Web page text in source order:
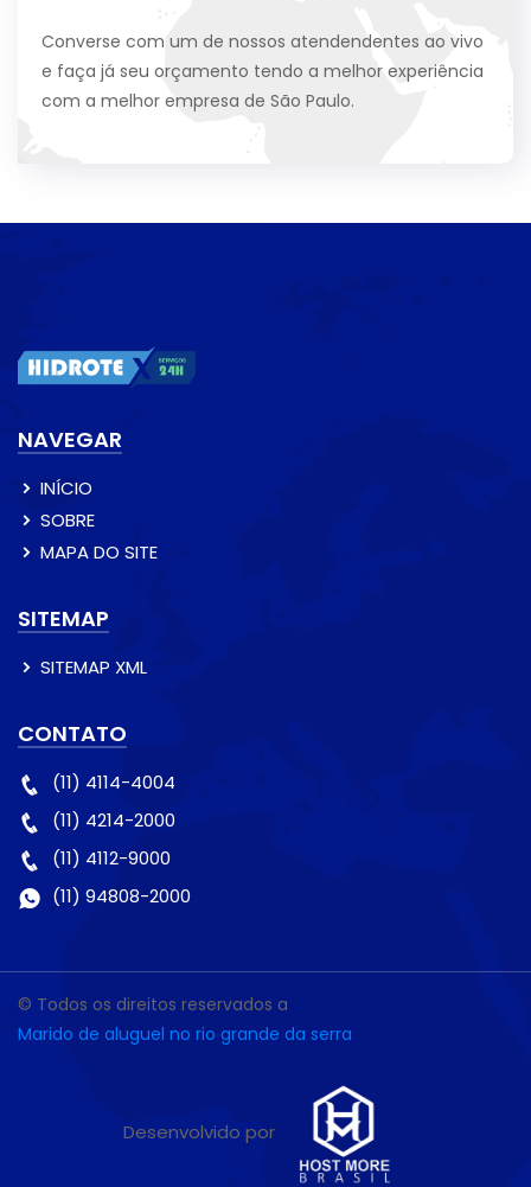
Converse com um de nossos atendendentes ao vivo
e faça já seu orçamento tendo a melhor experiência
com a melhor empresa de São Paulo.
NAVEGAR
INÍCIO
SOBRE
MAPA DO SITE
SITEMAP
SITEMAP XML
CONTATO
(11) 4114-4004
(11) 4214-2000
(11) 4112-9000
(11) 94808-2000
© Todos os direitos reservados a
Marido de aluguel no rio grande da serra
Desenvolvido por